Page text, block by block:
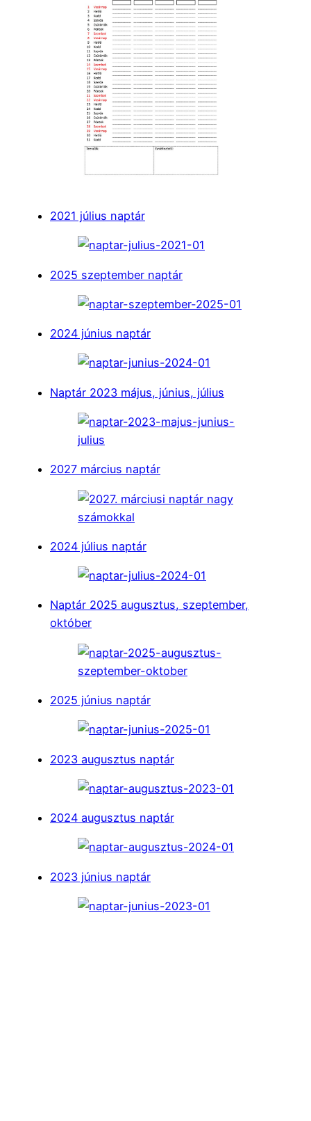
2021 július naptár
2025 szeptember naptár
2024 június naptár
Naptár 2023 május, június, július
2027 március naptár
2024 július naptár
Naptár 2025 augusztus, szeptember,
október
2025 június naptár
2023 augusztus naptár
2024 augusztus naptár
2023 június naptár